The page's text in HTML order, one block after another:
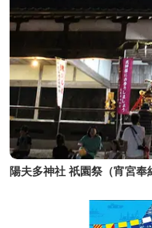
陽夫多神社 祇園祭（宵宮奉